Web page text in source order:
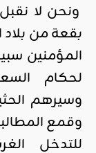
ونحن لا
بقعة من
المؤمنين
لحكام
وسيرهم
وقمع
للتدخل